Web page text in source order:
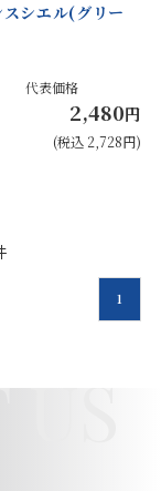
シエル(グリー
代表価格
2,480円
(税込 2,728円)
1